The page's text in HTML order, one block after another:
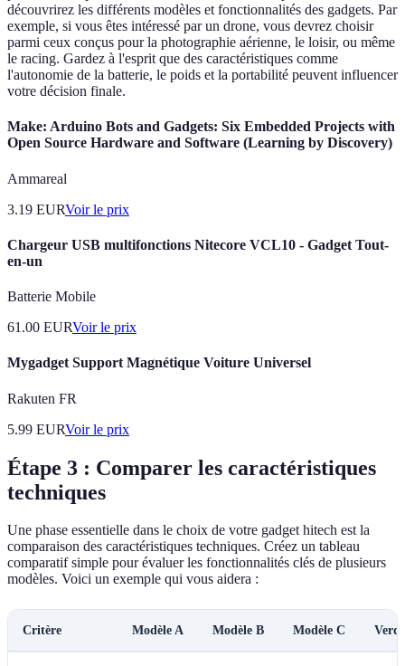
découvrirez les différents modèles et fonctionnalités des gadgets. Par
exemple, si vous êtes intéressé par un drone, vous devrez choisir
parmi ceux conçus pour la photographie aérienne, le loisir, ou même
le racing. Gardez à l'esprit que des caractéristiques comme
l'autonomie de la batterie, le poids et la portabilité peuvent influencer
votre décision finale.
Make: Arduino Bots and Gadgets: Six Embedded Projects with
Open Source Hardware and Software (Learning by Discovery)
Ammareal
3.19 EURVoir le prix
Chargeur USB multifonctions Nitecore VCL10 - Gadget Tout-
en-un
Batterie Mobile
61.00 EURVoir le prix
Mygadget Support Magnétique Voiture Universel
Rakuten FR
5.99 EURVoir le prix
Étape 3 : Comparer les caractéristiques
techniques
Une phase essentielle dans le choix de votre gadget hitech est la
comparaison des caractéristiques techniques. Créez un tableau
comparatif simple pour évaluer les fonctionnalités clés de plusieurs
modèles. Voici un exemple qui vous aidera :
Critère Modèle A Modèle B Modèle C